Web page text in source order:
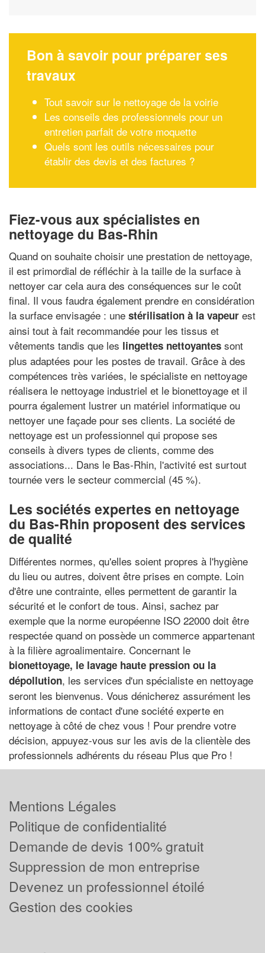
Bon à savoir pour préparer ses
travaux
Tout savoir sur le nettoyage de la voirie
Les conseils des professionnels pour un
entretien parfait de votre moquette
Quels sont les outils nécessaires pour
établir des devis et des factures ?
Fiez-vous aux spécialistes en
nettoyage du Bas-Rhin
Quand on souhaite choisir une prestation de nettoyage,
il est primordial de réfléchir à la taille de la surface à
nettoyer car cela aura des conséquences sur le coût
final. Il vous faudra également prendre en considération
la surface envisagée : une stérilisation à la vapeur est
ainsi tout à fait recommandée pour les tissus et
vêtements tandis que les lingettes nettoyantes sont
plus adaptées pour les postes de travail. Grâce à des
compétences très variées, le spécialiste en nettoyage
réalisera le nettoyage industriel et le bionettoyage et il
pourra également lustrer un matériel informatique ou
nettoyer une façade pour ses clients. La société de
nettoyage est un professionnel qui propose ses
conseils à divers types de clients, comme des
associations... Dans le Bas-Rhin, l'activité est surtout
tournée vers le secteur commercial (45 %).
Les sociétés expertes en nettoyage
du Bas-Rhin proposent des services
de qualité
Différentes normes, qu'elles soient propres à l'hygiène
du lieu ou autres, doivent être prises en compte. Loin
d'être une contrainte, elles permettent de garantir la
sécurité et le confort de tous. Ainsi, sachez par
exemple que la norme européenne ISO 22000 doit être
respectée quand on possède un commerce appartenant
à la filière agroalimentaire. Concernant le
bionettoyage, le lavage haute pression ou la
dépollution, les services d'un spécialiste en nettoyage
seront les bienvenus. Vous dénicherez assurément les
informations de contact d'une société experte en
nettoyage à côté de chez vous ! Pour prendre votre
décision, appuyez-vous sur les avis de la clientèle des
professionnels adhérents du réseau Plus que Pro !
Mentions Légales
Politique de confidentialité
Demande de devis 100% gratuit
Suppression de mon entreprise
Devenez un professionnel étoilé
Gestion des cookies